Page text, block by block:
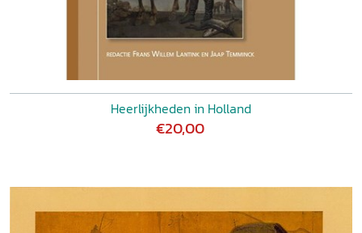
Heerlijkheden in Holland
€20,00